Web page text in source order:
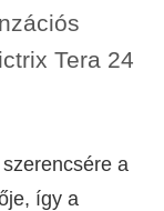
Tera 24
a
így a